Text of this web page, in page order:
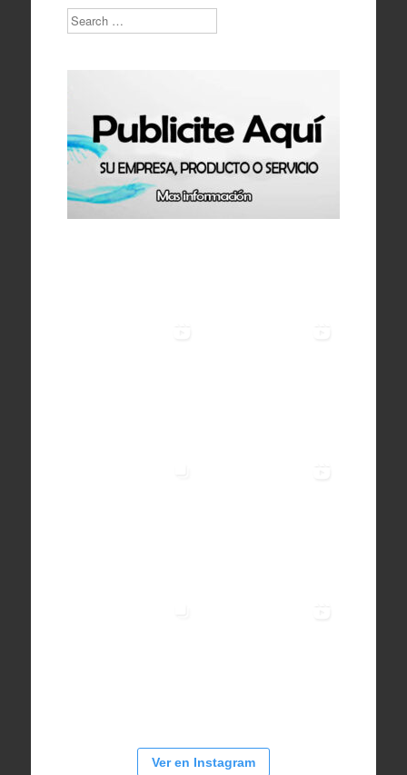
Search
Ver en Instagram